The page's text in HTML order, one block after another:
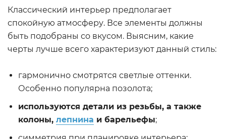
Классический интерьер предполагает
спокойную атмосферу. Все элементы должны
быть подобраны со вкусом. Выясним, какие
черты лучше всего характеризуют данный стиль:
гармонично смотрятся светлые оттенки.
Особенно популярна позолота;
используются детали из резьбы, а также
колоны, лепнина и барельефы;